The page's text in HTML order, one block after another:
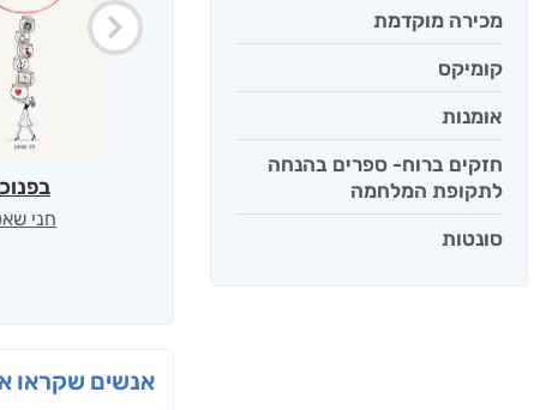
מכירה מוקדמת
קומיקס
אומנות
חזקים ברוח- ספרים בהנחה
לתקופת המלחמה
סונטות
חני
אנשים שקראו